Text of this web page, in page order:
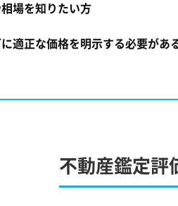
場を知りたい方
適正な価格を明示する必要があ
不動産鑑定評